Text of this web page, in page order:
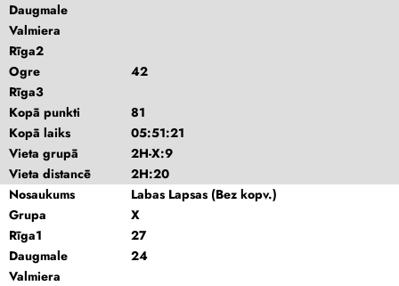
Daugmale
Valmiera
Rīga2
Ogre
42
Rīga3
Kopā punkti
81
Kopā laiks
05:51:21
Vieta grupā
2H-X:9
Vieta distancē
2H:20
Nosaukums
Labas Lapsas (Bez kopv.)
Grupa
X
Rīga1
27
Daugmale
24
Valmiera